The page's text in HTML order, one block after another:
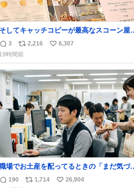
そしてキャッチコピーが最高なスコーン屋
んを見つけてしまったので思わず買い込んで
しまった。スコーンなんてパッサパサなほど
ええですからね。
返
信
3
リ
ポ
ス
ト
数
2,216
い
ね
数
6,307
19時間前
場でお土産を配ってるときの「まだ気づ
てませんよ」的な演技が毎回シンドい。
返
190
リ
1,714
い
26,904